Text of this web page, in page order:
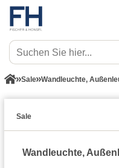
Sale Wandleuchte,
Sale
Wandleuchte,